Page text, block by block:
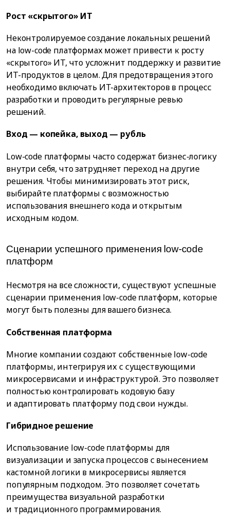
Рост «скрытого» ИT
Неконтролируемое создание локальных решений
на low-code платформах может привести к росту
«скрытого» ИT, что усложнит поддержку и развитие
ИT-продуктов в целом. Для предотвращения этого
необходимо включать ИT-архитекторов в процесс
разработки и проводить регулярные ревью
решений.
Вход — копейка, выход — рубль
Low-code платформы часто содержат бизнес-логику
внутри себя, что затрудняет переход на другие
решения. Чтобы минимизировать этот риск,
выбирайте платформы с возможностью
использования внешнего кода и открытым
исходным кодом.
Сценарии успешного применения low-code
платформ
Несмотря на все сложности, существуют успешные
сценарии применения low-code платформ, которые
могут быть полезны для вашего бизнеса.
Собственная платформа
Многие компании создают собственные low-code
платформы, интегрируя их с существующими
микросервисами и инфраструктурой. Это позволяет
полностью контролировать кодовую базу
и адаптировать платформу под свои нужды.
Гибридное решение
Использование low-code платформы для
визуализации и запуска процессов с вынесением
кастомной логики в микросервисы является
популярным подходом. Это позволяет сочетать
преимущества визуальной разработки
и традиционного программирования.